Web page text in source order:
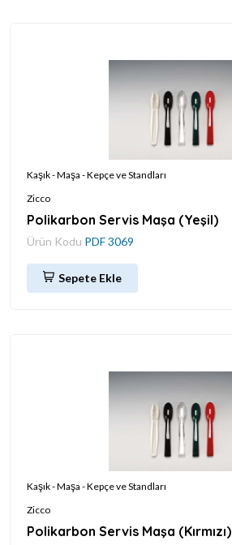
Kaşık - Maşa - Kepçe ve Standları
Zicco
Polikarbon Servis Maşa (Yeşil)
Ürün Kodu PDF 3069
Sepete Ekle
Kaşık - Maşa - Kepçe ve Standları
Zicco
Polikarbon Servis Maşa (Kırmızı)